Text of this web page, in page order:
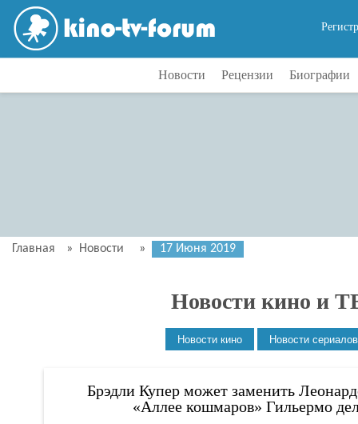
Новости Рецензии Биографии
Главная » Новости » 17 Июня 2019
Новости кино и
Брэдли Купер может заменить
«Аллее кошмаров» Гильермо